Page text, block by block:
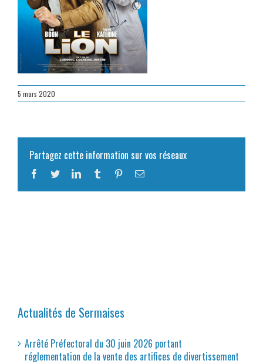
5 mars 2020
Partagez cette information sur vos réseaux
Facebook
TwitterLinkedInTumblr PinterestEmail
Actualités de Sermaises
Arrêté Préfectoral du 30 juin 2026 portant
réglementation de la vente des artifices de divertissement